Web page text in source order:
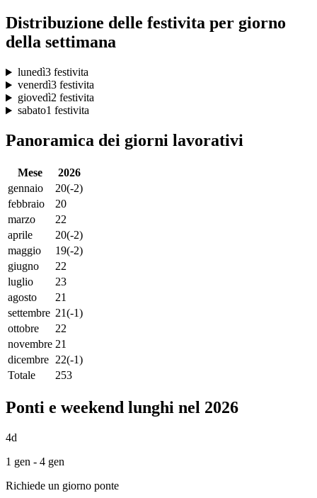
Distribuzione delle festivita per giorno
della settimana
lunedì3 festivita
venerdì3 festivita
giovedì2 festivita
sabato1 festivita
Panoramica dei giorni lavorativi
Mese
2026
gennaio
20(-2)
febbraio
20
marzo
22
aprile
20(-2)
maggio
19(-2)
giugno
22
luglio
23
agosto
21
settembre 21(-1)
ottobre
22
novembre 21
dicembre 22(-1)
Totale
253
Ponti e weekend lunghi nel 2026
4d
1 gen - 4 gen
Richiede un giorno ponte